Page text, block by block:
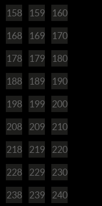
158 159 160
168 169 170
178 179 180
188 189 190
198 199 200
208 209 210
218 219 220
228 229 230
238 239 240